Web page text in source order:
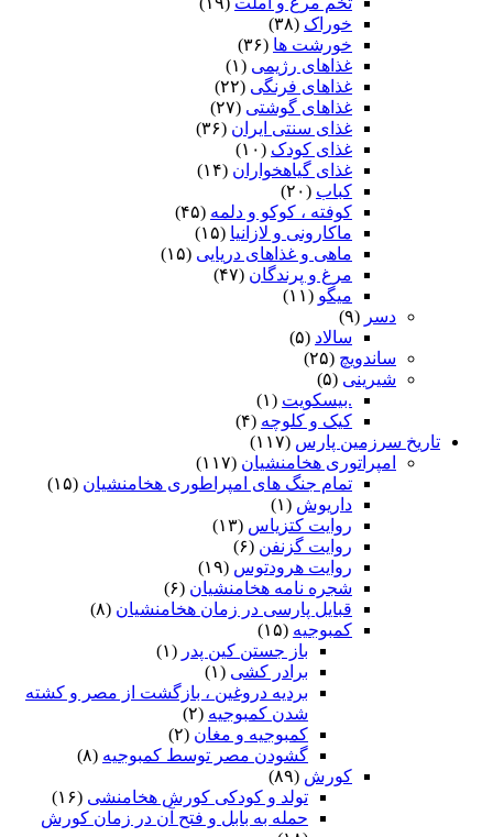
خوراک (۳۸)
خورشت ها (۳۶)
غذاهای رژیمی (۱)
غذاهای فرنگی (۲۲)
غذاهای گوشتی (۲۷)
غذای سنتی ایران (۳۶)
غذای کودک (۱۰)
غذای گیاهخواران (۱۴)
کباب (۲۰)
کوفته ، کوکو و دلمه (۴۵)
ماکارونی و لازانیا (۱۵)
ماهی و غذاهای دریایی (۱۵)
مرغ و پرندگان (۴۷)
میگو (۱۱)
دسر (۹)
سالاد (۵)
ساندویچ (۲۵)
شیرینی (۵)
.بیسکویت (۱)
کیک و کلوچه (۴)
تاریخ سرزمین پارس (۱۱۷)
امپراتوری هخامنشیان (۱۱۷)
تمام جنگ های امپراطوری هخامنشیان (۱۵)
داریوش (۱)
روایت کتزیاس (۱۳)
روایت گزنفن (۶)
روایت هرودتوس (۱۹)
شجره نامه هخامنشیان (۶)
قبایل پارسی در زمان هخامنشیان (۸)
کمبوجیه (۱۵)
باز جستن کین پدر (۱)
برادر کشی (۱)
بردیه دروغین ، بازگشت از مصر و کشته
شدن کمبوجیه (۲)
کمبوجیه و مغان (۲)
گشودن مصر توسط کمبوجیه (۸)
کورش (۸۹)
تولد و کودکی کورش هخامنشی (۱۶)
حمله به بابل و فتح آن در زمان کورش